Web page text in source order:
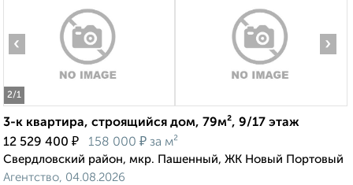
2/1
‹ ›
3-к квартира, строящийся дом, 79м², 9/17 этаж
12 529 400 ₽ 158 000 ₽ за м²
Свердловский район, мкр. Пашенный, ЖК Новый Портовый
Агентство, 04.08.2026